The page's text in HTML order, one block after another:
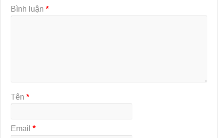
Bình luận*
Tên*
Email*